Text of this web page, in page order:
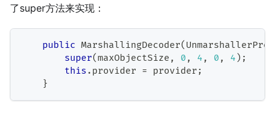
了super方法来实现：
public MarshallingDecoder(
super(maxObjectSize , 0 , 4 , 0 , 4 ) ;
this . provider = provider ;
}